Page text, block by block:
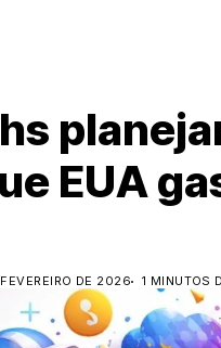
EUA
DE 2026 1 MINUTOS